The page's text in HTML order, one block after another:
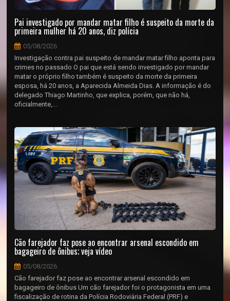
Pai investigado por mandar matar filho é suspeito da morte da
primeira mulher há 20 anos, diz polícia
05/08/2026
Investigação contra pai suspeito de mandar matar filho aponta para
crimes no passado O pai que está sendo investigado por mandar
matar o próprio filho também é suspeito da morte da primeira
esposa, há 20 anos, a Aparecida Almeida Dias. A informação é do
delegado Thiago Martinho, que explica, porém, que não há,
oficialmente,...
Cão farejador faz pose ao encontrar arsenal escondido em
bagageiro de ônibus; veja vídeo
05/08/2026
Cão farejador faz pose ao encontrar arsenal escondido em
bagageiro de ônibus Um cão farejador foi o protagonista em uma
fiscalização de rotina da Polícia Rodoviária Federal (PRF) e